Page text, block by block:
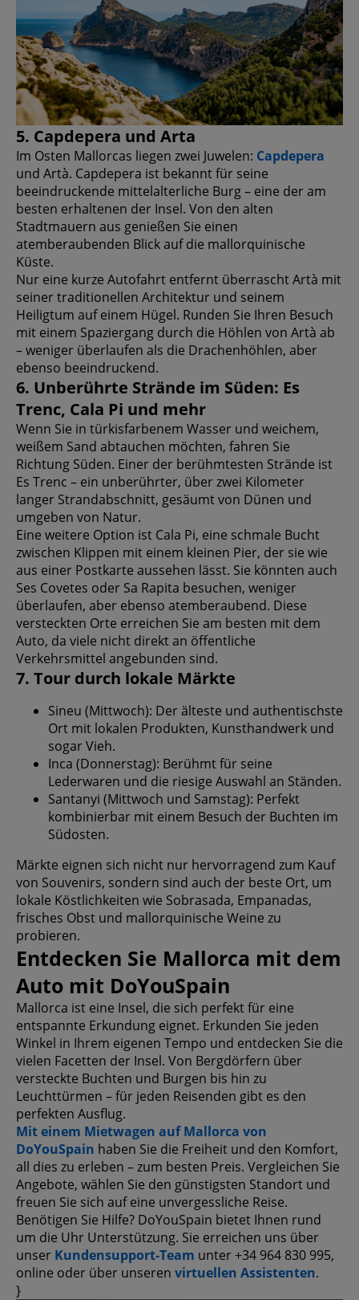
5. Capdepera und Arta
Im Osten Mallorcas liegen zwei Juwelen: Capdepera
und Artà. Capdepera ist bekannt für seine
beeindruckende mittelalterliche Burg – eine der am
besten erhaltenen der Insel. Von den alten
Stadtmauern aus genießen Sie einen
atemberaubenden Blick auf die mallorquinische
Küste.
Nur eine kurze Autofahrt entfernt überrascht Artà mit
seiner traditionellen Architektur und seinem
Heiligtum auf einem Hügel. Runden Sie Ihren Besuch
mit einem Spaziergang durch die Höhlen von Artà ab
– weniger überlaufen als die Drachenhöhlen, aber
ebenso beeindruckend.
6. Unberührte Strände im Süden: Es
Trenc, Cala Pi und mehr
Wenn Sie in türkisfarbenem Wasser und weichem,
weißem Sand abtauchen möchten, fahren Sie
Richtung Süden. Einer der berühmtesten Strände ist
Es Trenc – ein unberührter, über zwei Kilometer
langer Strandabschnitt, gesäumt von Dünen und
umgeben von Natur.
Eine weitere Option ist Cala Pi, eine schmale Bucht
zwischen Klippen mit einem kleinen Pier, der sie wie
aus einer Postkarte aussehen lässt. Sie könnten auch
Ses Covetes oder Sa Rapita besuchen, weniger
überlaufen, aber ebenso atemberaubend. Diese
versteckten Orte erreichen Sie am besten mit dem
Auto, da viele nicht direkt an öffentliche
Verkehrsmittel angebunden sind.
7. Tour durch lokale Märkte
Sineu (Mittwoch): Der älteste und authentischste
Ort mit lokalen Produkten, Kunsthandwerk und
sogar Vieh.
Inca (Donnerstag): Berühmt für seine
Lederwaren und die riesige Auswahl an Ständen.
Santanyi (Mittwoch und Samstag): Perfekt
kombinierbar mit einem Besuch der Buchten im
Südosten.
Märkte eignen sich nicht nur hervorragend zum Kauf
von Souvenirs, sondern sind auch der beste Ort, um
lokale Köstlichkeiten wie Sobrasada, Empanadas,
frisches Obst und mallorquinische Weine zu
probieren.
Entdecken Sie Mallorca mit dem
Auto mit DoYouSpain
Mallorca ist eine Insel, die sich perfekt für eine
entspannte Erkundung eignet. Erkunden Sie jeden
Winkel in Ihrem eigenen Tempo und entdecken Sie die
vielen Facetten der Insel. Von Bergdörfern über
versteckte Buchten und Burgen bis hin zu
Leuchttürmen – für jeden Reisenden gibt es den
perfekten Ausflug.
Mit einem Mietwagen auf Mallorca von
DoYouSpain haben Sie die Freiheit und den Komfort,
all dies zu erleben – zum besten Preis. Vergleichen Sie
Angebote, wählen Sie den günstigsten Standort und
freuen Sie sich auf eine unvergessliche Reise.
Benötigen Sie Hilfe? DoYouSpain bietet Ihnen rund
um die Uhr Unterstützung. Sie erreichen uns über
unser Kundensupport-Team unter +34 964 830 995,
online oder über unseren virtuellen Assistenten.
}